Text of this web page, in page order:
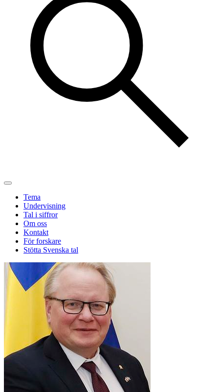
Tema
Undervisning
Tal i siffror
Om oss
Kontakt
För forskare
Stötta Svenska tal